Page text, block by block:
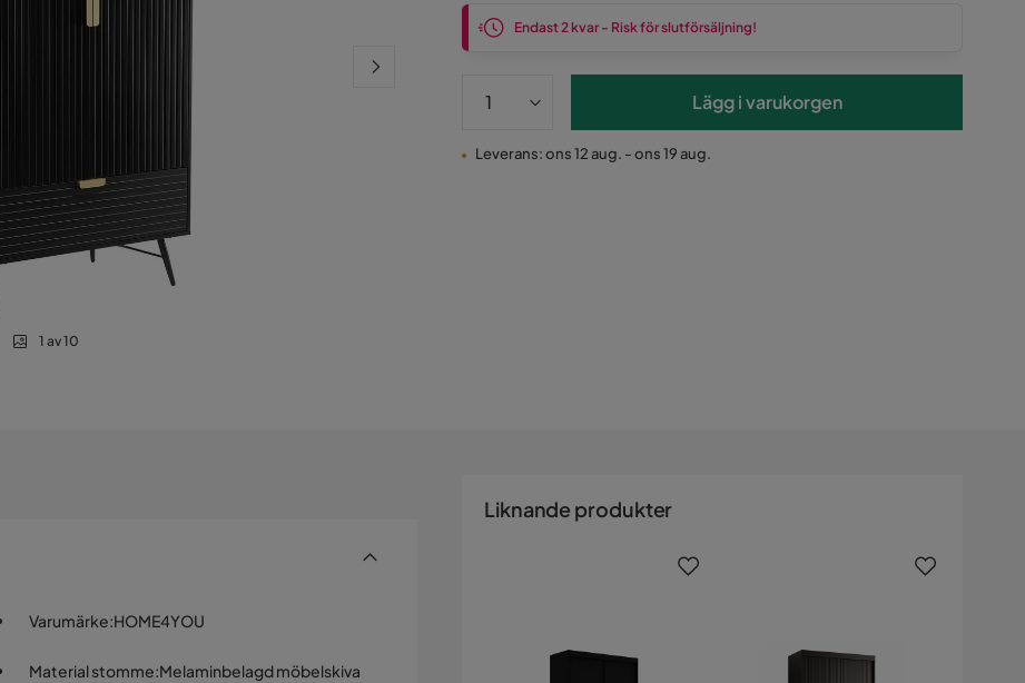
1 av 10
Endast 2 kvar - Risk för slutförsäljning!
Lägg i varukorgen
Leverans: ons 12 aug. - ons 19 aug.
Varumärke:HOME4YOU
Material stomme:Melaminbelagd möbelskiva
Liknande produkter